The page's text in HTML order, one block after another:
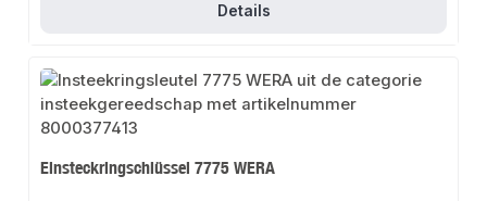
Details
Einsteckringschlüssel 7775 WERA